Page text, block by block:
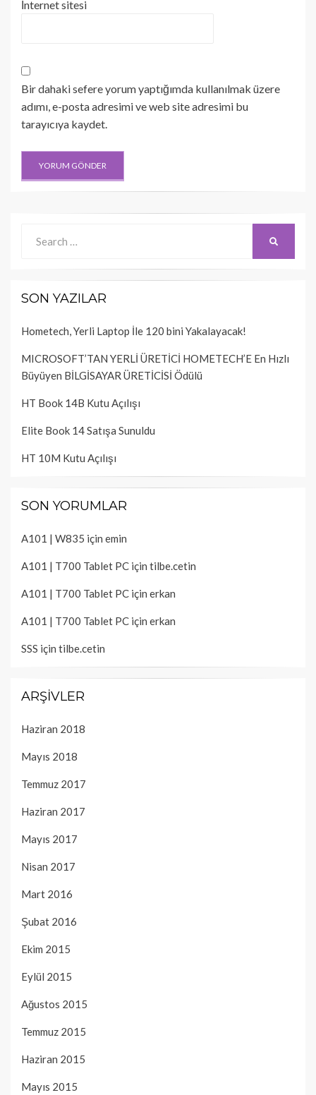
İnternet sitesi
Bir dahaki sefere yorum yaptığımda kullanılmak üzere
adımı, e-posta adresimi ve web site adresimi bu
tarayıcıya kaydet.
for:
SON YAZILAR
Hometech, Yerli Laptop İle 120 bini Yakalayacak!
MICROSOFT’TAN YERLİ ÜRETİCİ HOMETECH’E En Hızlı
Büyüyen BİLGİSAYAR ÜRETİCİSİ Ödülü
HT Book 14B Kutu Açılışı
Elite Book 14 Satışa Sunuldu
HT 10M Kutu Açılışı
SON YORUMLAR
A101 | W835 için emin
A101 | T700 Tablet PC için tilbe.cetin
A101 | T700 Tablet PC için erkan
A101 | T700 Tablet PC için erkan
SSS için tilbe.cetin
ARŞIVLER
Haziran 2018
Mayıs 2018
Temmuz 2017
Haziran 2017
Mayıs 2017
Nisan 2017
Mart 2016
Şubat 2016
Ekim 2015
Eylül 2015
Ağustos 2015
Temmuz 2015
Haziran 2015
Mayıs 2015